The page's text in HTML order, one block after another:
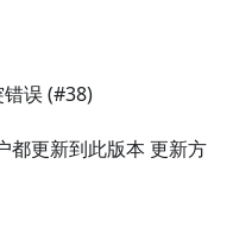
误 (#38)
都更新到此版本 更新方